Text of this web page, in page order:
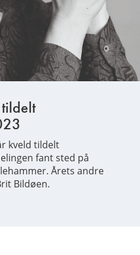
kveld tildelt
fant sted på
Årets andre
Bildøen.